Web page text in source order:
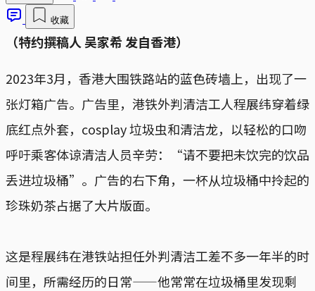
收藏
（特约撰稿人 吴家希 发自香港）
2023年3月，香港大围铁路站的蓝色砖墙上，出现了一
张灯箱广告。广告里，港铁外判清洁工人程展纬穿着绿
底红点外套，cosplay 垃圾虫和清洁龙，以轻松的口吻
呼吁乘客体谅清洁人员辛劳：“请不要把未饮完的饮品
丢进垃圾桶”。广告的右下角，一杯从垃圾桶中拎起的
珍珠奶茶占据了大片版面。
这是程展纬在港铁站担任外判清洁工差不多一年半的时
间里，所需经历的日常——他常常在垃圾桶里发现剩